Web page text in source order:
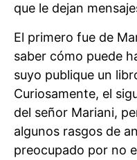
que le dejan
El primero fue de
saber cómo puede
suyo publique un
Curiosamente, el
del señor Mariani,
algunos rasgos de
preocupado por no